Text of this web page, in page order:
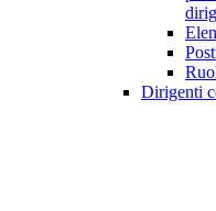
Dirigenti